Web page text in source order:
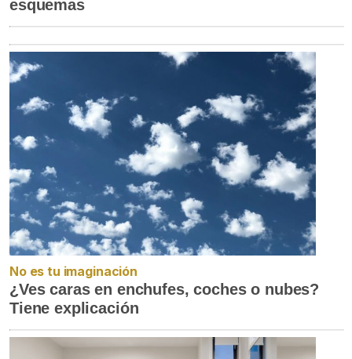
esquemas
No es tu imaginación
¿Ves caras en enchufes, coches o nubes?
Tiene explicación